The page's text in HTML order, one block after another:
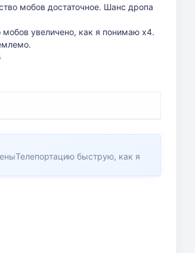
мобов достаточное. Шанс дропа
увеличено, как я понимаю х4.
быструю, как я